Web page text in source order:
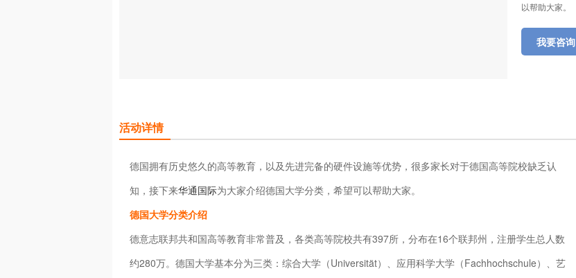
以帮助大家。
我要咨询
活动详情
德国拥有历史悠久的高等教育，以及先进完备的硬件设施等优势，很多家长对于德国高等院校缺乏认
知，接下来华通国际为大家介绍德国大学分类，希望可以帮助大家。
德国大学分类介绍
德意志联邦共和国高等教育非常普及，各类高等院校共有397所，分布在16个联邦州，注册学生总人数
约280万。德国大学基本分为三类：综合大学（Universität）、应用科学大学（Fachhochschule）、艺